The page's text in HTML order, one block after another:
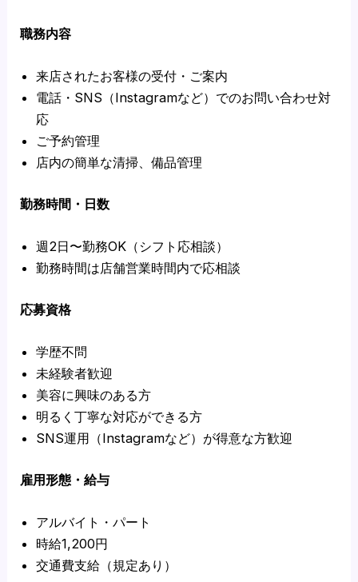
職務内容
来店されたお客様の受付・ご案内
電話・SNS（Instagramなど）でのお問い合わせ対
応
ご予約管理
店内の簡単な清掃、備品管理
勤務時間・日数
週2日〜勤務OK（シフト応相談）
勤務時間は店舗営業時間内で応相談
応募資格
学歴不問
未経験者歓迎
美容に興味のある方
明るく丁寧な対応ができる方
SNS運用（Instagramなど）が得意な方歓迎
雇用形態・給与
アルバイト・パート
時給1,200円
交通費支給（規定あり）